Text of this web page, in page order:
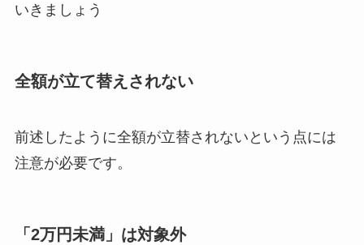
いきましょう
全額が立て替えされない
前述したように全額が立替されないという点には
注意が必要です。
「2万円未満」は対象外